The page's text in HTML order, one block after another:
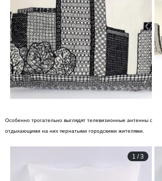
Особенно трогательно выглядят телевизионные антенны с
отдыхающими на них пернатыми городскими жителями.
1 /3